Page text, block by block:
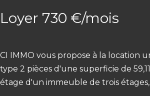
Loyer 730 €/mois
CI IMMO vous propose à la location
type 2 pièces d'une superficie de
étage d'un immeuble de trois